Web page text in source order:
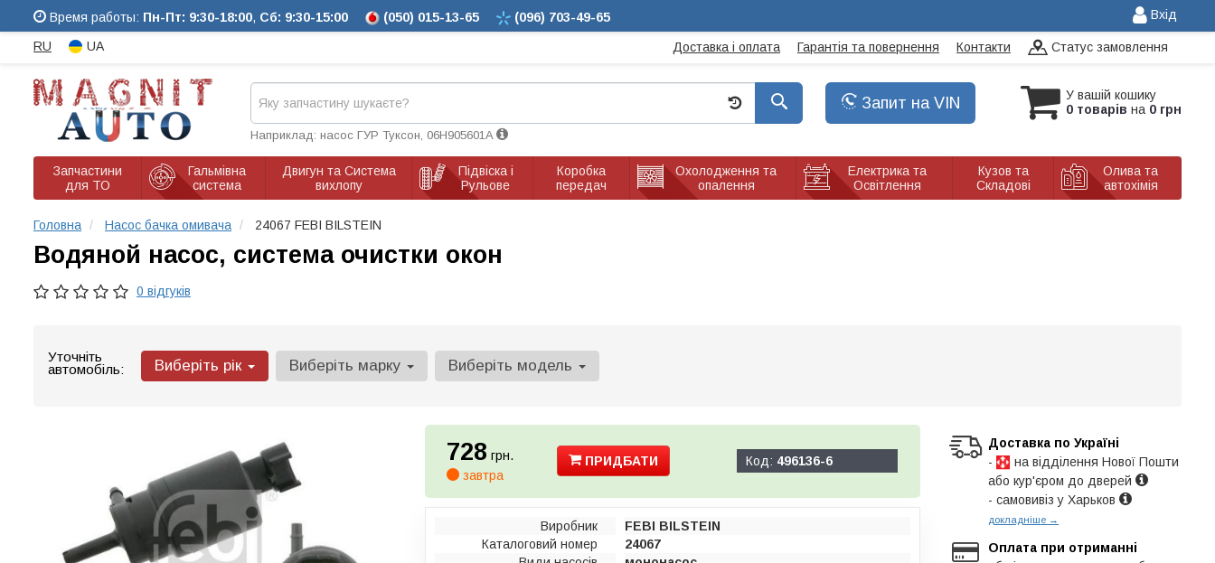
Время работы: Пн-Пт: 9:30-18:00, Сб: 9:30-15:00 (050) 015-13-65 (096) 703-49-65 Вхід
RU UA Доставка і оплата Гарантія та повернення Контакти Статус замовлення
У вашій кошику
0 товарів на 0 грн
Запит на VIN
Наприклад: насос ГУР Туксон, 06H905601A
Запчастини
для ТО
Гальмівна
система
Двигун та Система
вихлопу
Підвіска і
Рульове
Коробка
передач
Охолодження та
опалення
Електрика та
Освітлення
Кузов та
Складові
Олива та
автохімія
Головна Насос бачка омивача 24067 FEBI BILSTEIN
Водяной насос, система очистки окон
0 відгуків
Уточніть
автомобіль:
Виберіть рік Виберіть марку Виберіть модель
728 грн.
завтра
ПРИДБАТИ Код: 496136-6
Виробник
FEBI BILSTEIN
Каталоговий номер
24067
Доставка по Україні
-
на відділення Нової Пошти
або кур'єром до дверей
- самовивіз у Харьков
докладніше →
Оплата при отриманні